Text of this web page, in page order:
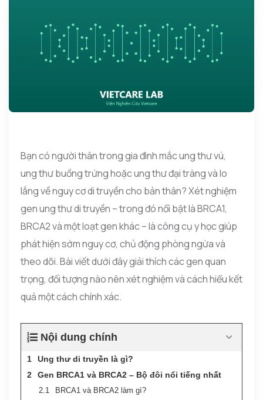
Bạn có người thân trong gia đình mắc ung thư vú,
ung thư buồng trứng hoặc ung thư đại tràng và lo
lắng về nguy cơ di truyền cho bản thân? Xét nghiệm
gen ung thư di truyền – trong đó nổi bật là BRCA1,
BRCA2 và một loạt gen khác – là công cụ y học giúp
phát hiện sớm nguy cơ, chủ động phòng ngừa và
theo dõi. Bài viết dưới đây giải thích các gen quan
trọng, đối tượng nào nên xét nghiệm và cách hiểu kết
quả một cách chính xác.
Nội dung chính
Ung thư di truyền là gì?
Gen BRCA1 và BRCA2 – Bộ đôi nổi tiếng nhất
BRCA1 và BRCA2 làm gì?